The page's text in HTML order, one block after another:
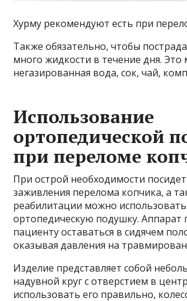
Хурму рекомендуют есть при
Также обязательно, чтобы
много жидкости в течение дня.
негазированная вода, сок, чай,
Использование
ортопедической
при переломе
При острой необходимости
заживления перелома копчика, а
реабилитации можно
ортопедическую подушку. Аппарат
пациенту оставаться в сидячем
оказывая давления на
Изделие представляет собой
надувной круг с отверстием в
использовать его правильно,